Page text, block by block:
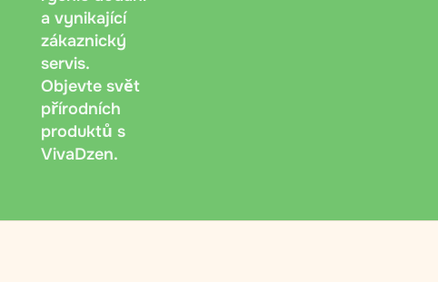
a vynikající
zákaznický
servis.
Objevte svět
přírodních
produktů s
VivaDzen.